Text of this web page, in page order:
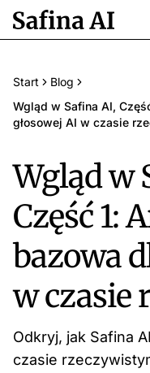
Start
Blog
Wgląd w Safina AI,
głosowej AI w czasie
Wgląd w
Część 1:
bazowa
w czasie
Odkryj, jak Safina
czasie